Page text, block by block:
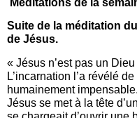
Méditations de la
Suite de la méditation
de Jésus.
« Jésus n’est pas un
L’incarnation l’a révélé
humainement
Jésus se met à la tête